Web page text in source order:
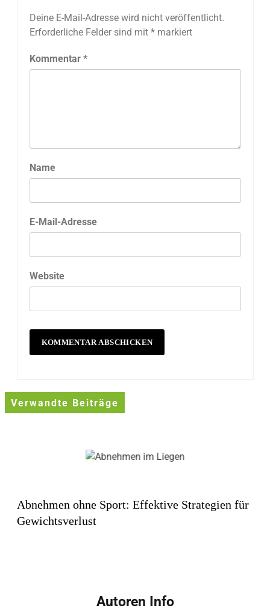
Deine E-Mail-Adresse wird nicht veröffentlicht.
Erforderliche Felder sind mit *markiert
Kommentar *
Name
E-Mail-Adresse
Website
Verwandte Beiträge
Abnehmen ohne Sport: Effektive Strategien für
Gewichtsverlust
Autoren Info